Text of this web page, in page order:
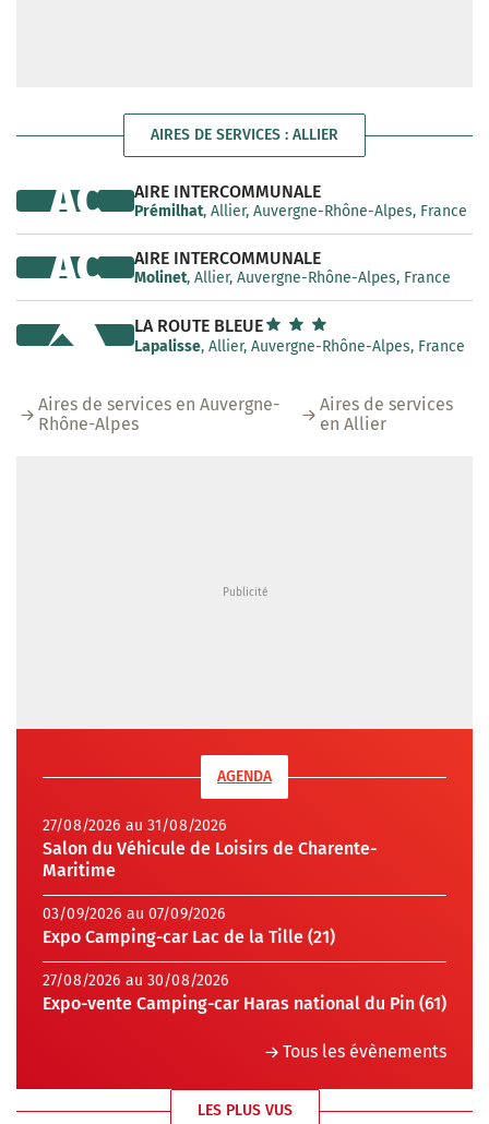
AIRES DE SERVICES : ALLIER
AIRE INTERCOMMUNALE
Prémilhat, Allier, Auvergne-Rhône-Alpes, France
AC
AIRE INTERCOMMUNALE
Molinet, Allier, Auvergne-Rhône-Alpes, France
AC
LA ROUTE BLEUE
Lapalisse, Allier, Auvergne-Rhône-Alpes, France
Aires de services en Auvergne-
Rhône-Alpes
Aires de services
en Allier
AGENDA
27/08/2026 au 31/08/2026
Salon du Véhicule de Loisirs de Charente-
Maritime
03/09/2026 au 07/09/2026
Expo Camping-car Lac de la Tille (21)
27/08/2026 au 30/08/2026
Expo-vente Camping-car Haras national du Pin (61)
Tous les évènements
LES PLUS VUS